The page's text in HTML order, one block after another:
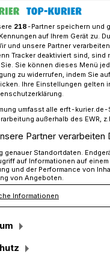
jetzt!“ : Spielplatzfest
zum
in
feiert
veranstaltet das
dazu ein
den Kindern von
ein
218-Partner speichern und
auf Ihrem Gerät zu.
und unsere Partner
Tracker deaktiviert sind,
Sie können dieses Menü
zu widerrufen, indem Sie
Ihre Einstellungen gelten
umfasst alle erft-
außerhalb des EWR,
Partner
genauer Standortdaten.
auf Informationen auf
und der Performance von
von Angeboten.
Informationen